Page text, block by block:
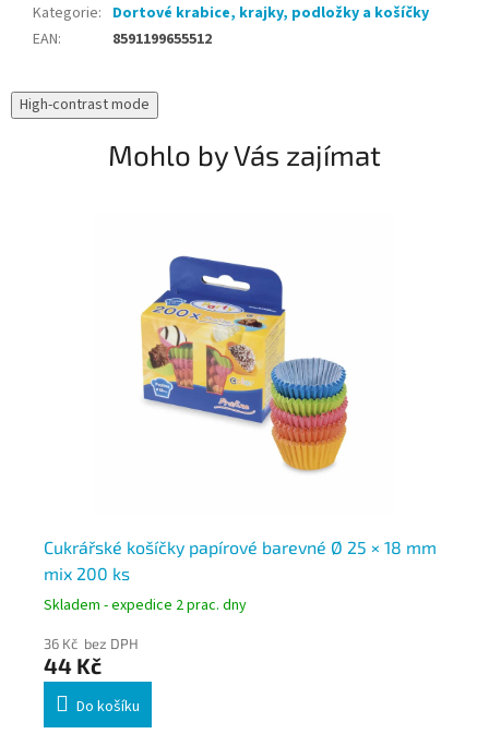
Kategorie: Dortové krabice, krajky, podložky a košíčky
EAN: 8591199655512
High-contrast mode
Mohlo by Vás zajímat
Cukrářské košíčky papírové barevné Ø 25 × 18 mm
mix 200 ks
Skladem - expedice 2 prac. dny
36 Kč bez DPH
44 Kč
Do košíku